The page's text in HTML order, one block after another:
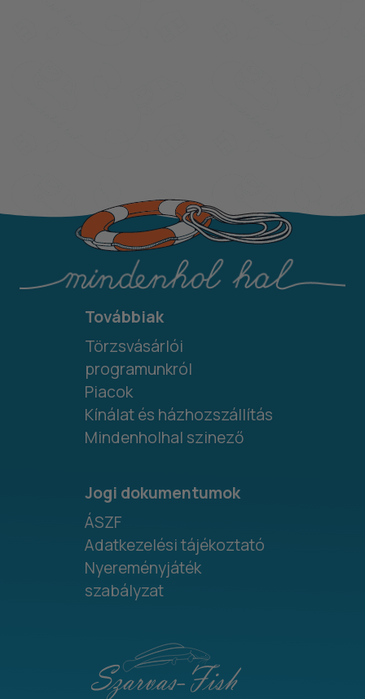
Továbbiak
Törzsvásárlói
programunkról
Piacok
Kínálat és házhozszállítás
Mindenholhal szinező
Jogi dokumentumok
ÁSZF
Adatkezelési tájékoztató
Nyereményjáték
szabályzat